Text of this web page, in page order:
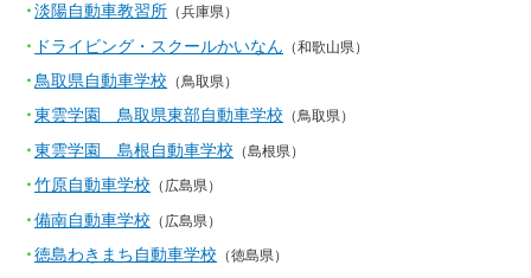
淡陽自動車教習所 （兵庫県）
ドライビング・スクールかいなん （和歌山県）
鳥取県自動車学校 （鳥取県）
東雲学園 鳥取県東部自動車学校 （鳥取県）
東雲学園 島根自動車学校 （島根県）
竹原自動車学校 （広島県）
備南自動車学校 （広島県）
徳島わきまち自動車学校 （徳島県）